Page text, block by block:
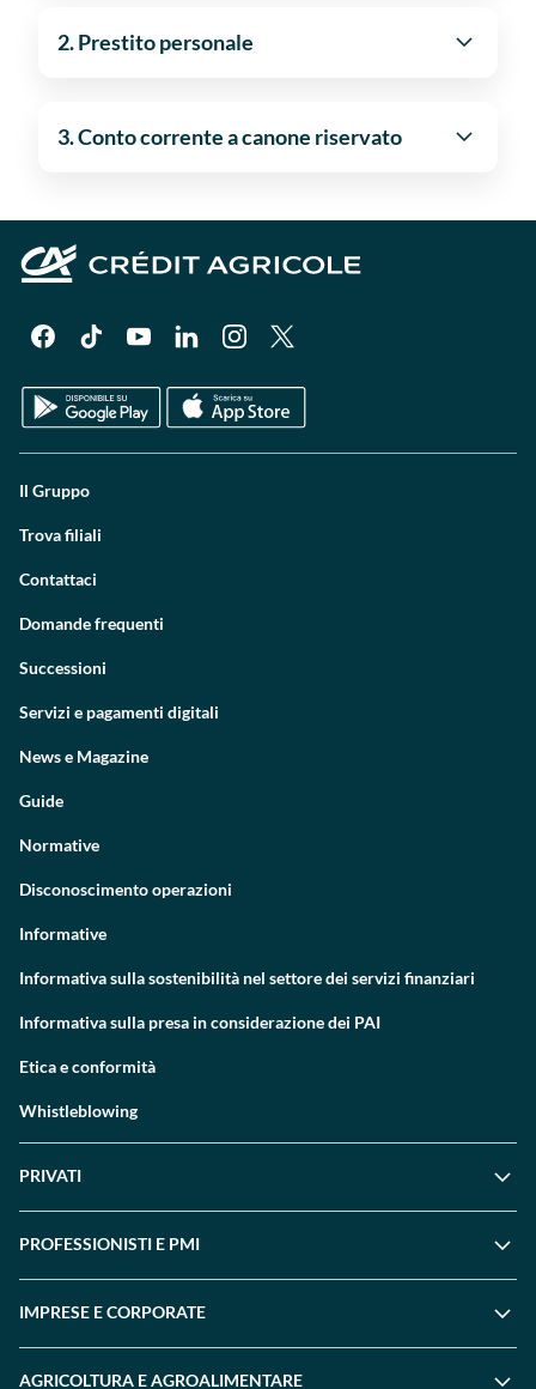
2. Prestito personale
3. Conto corrente a canone riservato
Il Gruppo
Trova filiali
Contattaci
Domande frequenti
Successioni
Servizi e pagamenti digitali
News e Magazine
Guide
Normative
Disconoscimento operazioni
Informative
Informativa sulla sostenibilità nel settore dei servizi finanziari
Informativa sulla presa in considerazione dei PAI
Etica e conformità
Whistleblowing
PRIVATI
PROFESSIONISTI E PMI
IMPRESE E CORPORATE
AGRICOLTURA E AGROALIMENTARE